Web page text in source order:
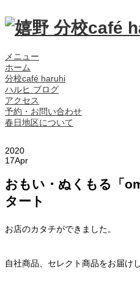
メニュー
ホーム
分校café haruhi
ハルヒ ブログ
アクセス
予約・お問い合わせ
春日地区について
2020
17Apr
おもい・ぬくもる「
タート
お店のカタチができました。
自社商品、セレクト商品をお届けし